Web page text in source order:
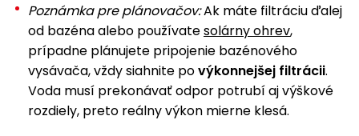
Poznámka pre plánovačov:Ak máte filtráciu ďalej
od bazéna alebo používatesolárny ohrev,
prípadne plánujete pripojenie bazénového
vysávača, vždy siahnite povýkonnejšej filtrácii.
Voda musí prekonávať odpor potrubí aj výškové
rozdiely, preto reálny výkon mierne klesá.